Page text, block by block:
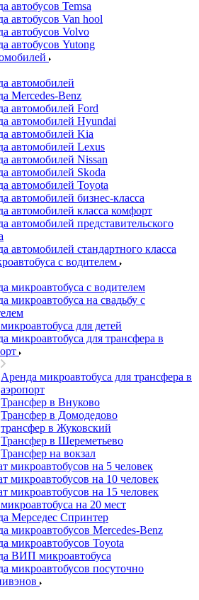
автобусов Temsa
автобусов Van hool
автобусов Volvo
автобусов Yutong
автомобилей
Mercedes-Benz
автомобилей Ford
автомобилей Hyundai
автомобилей Kia
автомобилей Lexus
автомобилей Nissan
автомобилей Skoda
автомобилей Toyota
автомобилей бизнес-класса
автомобилей класса комфорт
автомобилей представительского
автомобилей стандартного класса
с водителем
микроавтобуса с водителем
микроавтобуса на свадьбу с
для детей
микроавтобуса для трансфера в
Аренда микроавтобуса для трансфера в
аэропорт
Трансфер в Внуково
Трансфер в Домодедово
трансфер в Жуковский
Трансфер в Шереметьево
Трансфер на вокзал
микроавтобусов на 5 человек
микроавтобусов на 10 человек
микроавтобусов на 15 человек
микроавтобуса на 20 мест
Мерседес Спринтер
микроавтобусов Mercedes-Benz
микроавтобусов Toyota
ВИП микроавтобуса
микроавтобусов посуточно